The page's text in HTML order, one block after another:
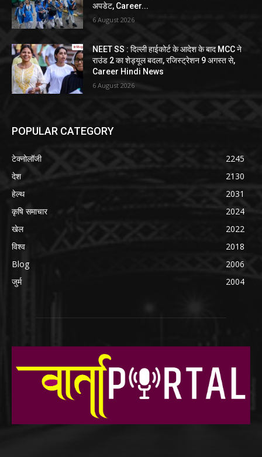
अपडेट, Career...
6 August 2026
NEET SS : दिल्ली हाईकोर्ट के आदेश के बाद MCC ने
राउंड 2 का शेड्यूल बदला, रजिस्ट्रेशन 9 अगस्त से,
Career Hindi News
6 August 2026
POPULAR CATEGORY
टेक्नोलॉजी
2245
देश
2130
हेल्थ
2031
कृषि समाचार
2024
खेल
2022
विश्व
2018
Blog
2006
जुर्म
2004